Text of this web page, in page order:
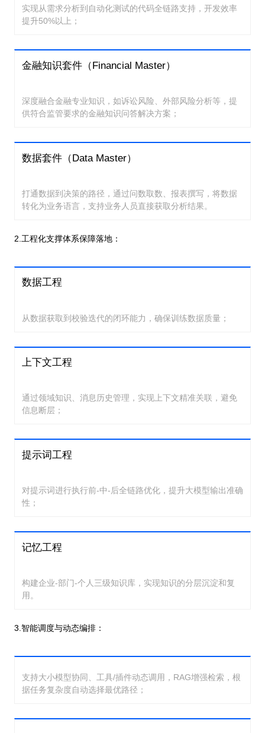
实现从需求分析到自动化测试的代码全链路支持，开发效率
提升50%以上；
金融知识套件（Financial Master）
深度融合金融专业知识，如诉讼风险、外部风险分析等，提
供符合监管要求的金融知识问答解决方案；
数据套件（Data Master）
打通数据到决策的路径，通过问数取数、报表撰写，将数据
转化为业务语言，支持业务人员直接获取分析结果。
2.工程化支撑体系保障落地：
数据工程
从数据获取到校验迭代的闭环能力，确保训练数据质量；
上下文工程
通过领域知识、消息历史管理，实现上下文精准关联，避免
信息断层；
提示词工程
对提示词进行执行前-中-后全链路优化，提升大模型输出准确
性；
记忆工程
构建企业-部门-个人三级知识库，实现知识的分层沉淀和复
用。
3.智能调度与动态编排：
支持大小模型协同、工具/插件动态调用，RAG增强检索，根
据任务复杂度自动选择最优路径；